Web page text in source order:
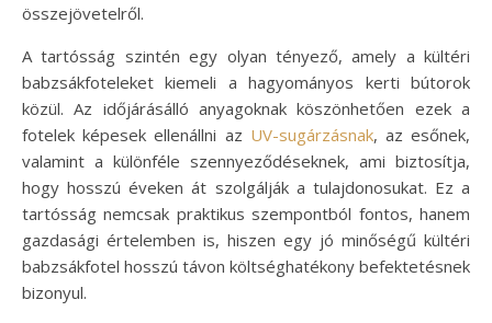
összejövetelről.
A tartósság szintén egy olyan tényező, amely a kültéri
babzsákfoteleket kiemeli a hagyományos kerti bútorok
közül. Az időjárásálló anyagoknak köszönhetően ezek a
fotelek képesek ellenállni az UV-sugárzásnak, az esőnek,
valamint a különféle szennyeződéseknek, ami biztosítja,
hogy hosszú éveken át szolgálják a tulajdonosukat. Ez a
tartósság nemcsak praktikus szempontból fontos, hanem
gazdasági értelemben is, hiszen egy jó minőségű kültéri
babzsákfotel hosszú távon költséghatékony befektetésnek
bizonyul.